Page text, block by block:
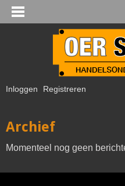
Inloggen Registreren
Archief
Momenteel nog geen